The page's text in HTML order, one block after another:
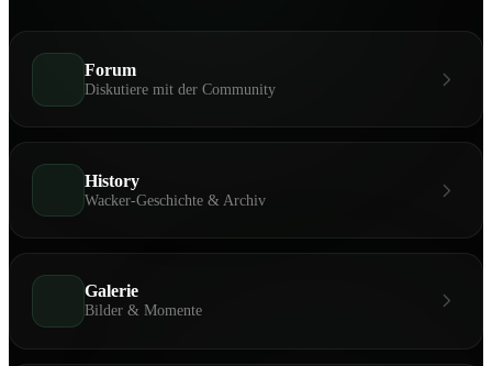
Forum
Diskutiere mit der Community
History
Wacker-Geschichte & Archiv
Galerie
Bilder & Momente